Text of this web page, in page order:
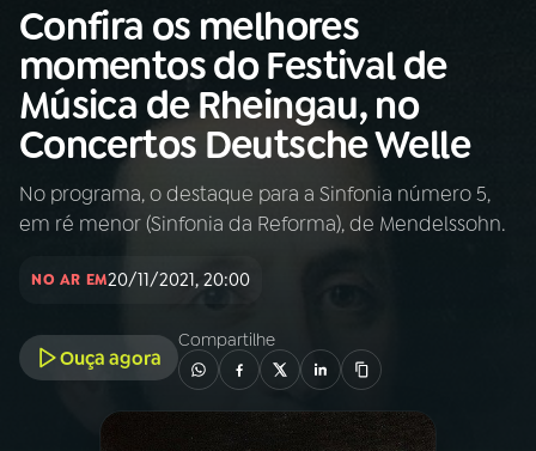
Buscar
na
Rádio
MEC
Buscar
Início AO VIVO
01 INÍCIO
PROGRAMAÇÃO
Confira os melhores
momentos do Festival de
Música de Rheingau, no
Concertos Deutsche Welle
No programa, o destaque para a Sinfonia número 5,
em ré menor (Sinfonia da Reforma), de Mendelssohn.
NO AR EM20/11/2021, 20:00
Ouça agora
Compartilhe